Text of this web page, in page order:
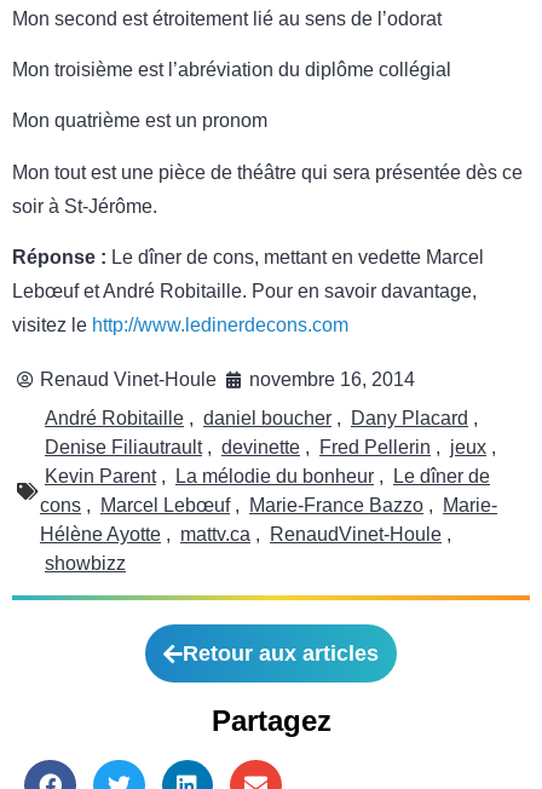
Mon second est étroitement lié au sens de l’odorat
Mon troisième est l’abréviation du diplôme collégial
Mon quatrième est un pronom
Mon tout est une pièce de théâtre qui sera présentée dès ce
soir à St-Jérôme.
Réponse : Le dîner de cons, mettant en vedette Marcel
Lebœuf et André Robitaille. Pour en savoir davantage,
visitez le http://www.ledinerdecons.com
Renaud Vinet-Houle
novembre 16, 2014
André Robitaille , daniel boucher , Dany Placard ,
Denise Filiautrault , devinette , Fred Pellerin , jeux ,
Kevin Parent , La mélodie du bonheur ,
Le dîner de
cons , Marcel Lebœuf , Marie-France Bazzo ,
Marie-
Hélène Ayotte , mattv.ca , RenaudVinet-Houle ,
showbizz
Retour aux articles
Partagez